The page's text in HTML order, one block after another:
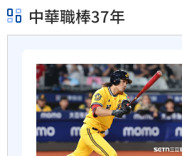
中華職棒37年